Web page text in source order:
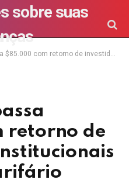
sobre suas
retorno de investidores institucionais após alívio tarifário
retorno de